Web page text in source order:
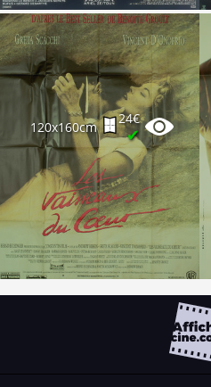
120x160cm
24€
✔